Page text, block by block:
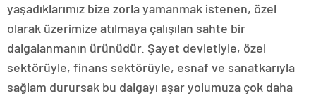
yaşadıklarımız bize zorla yamanmak istenen, özel
olarak üzerimize atılmaya çalışılan sahte bir
dalgalanmanın ürünüdür. Şayet devletiyle, özel
sektörüyle, finans sektörüyle, esnaf ve sanatkarıyla
sağlam durursak bu dalgayı aşar yolumuza çok daha